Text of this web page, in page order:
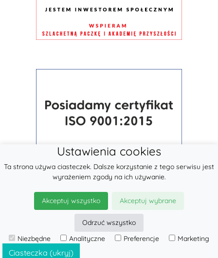
© 2026LennyLamb sp. z o.o.
Ciasteczka (ukryj)
Ustawienia cookies
Ta strona używa ciasteczek. Dalsze korzystanie z tego serwisu jest
wyrażeniem zgody na ich używanie.
Akceptuj wszystko Akceptuj wybrane
Odrzuć wszystko
Niezbędne
Analityczne Preferencje Marketing